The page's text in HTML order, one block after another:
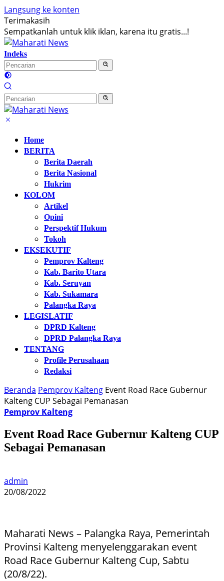
Langsung ke konten
Terimakasih
Sempatkanlah untuk klik iklan, karena itu gratis...!
Indeks
Home
BERITA
Berita Daerah
Berita Nasional
Hukrim
KOLOM
Artikel
Opini
Perspektif Hukum
Tokoh
EKSEKUTIF
Pemprov Kalteng
Kab. Barito Utara
Kab. Seruyan
Kab. Sukamara
Palangka Raya
LEGISLATIF
DPRD Kalteng
DPRD Palangka Raya
TENTANG
Profile Perusahaan
Redaksi
Beranda Pemprov Kalteng Event Road Race Gubernur
Kalteng CUP Sebagai Pemanasan
Pemprov Kalteng
Event Road Race Gubernur Kalteng CUP
Sebagai Pemanasan
admin
20/08/2022
Maharati News – Palangka Raya, Pemerintah
Provinsi Kalteng menyelenggarakan event
Road Race Gubernur Kalteng Cup, Sabtu
(20/8/22).